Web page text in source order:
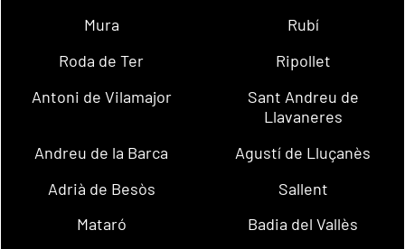
Mura
Rubí
Roda de Ter
Ripollet
Antoni de Vilamajor
Sant Andreu de
Llavaneres
Andreu de la Barca
Agustí de Lluçanès
Adrià de Besòs
Sallent
Mataró
Badia del Vallès